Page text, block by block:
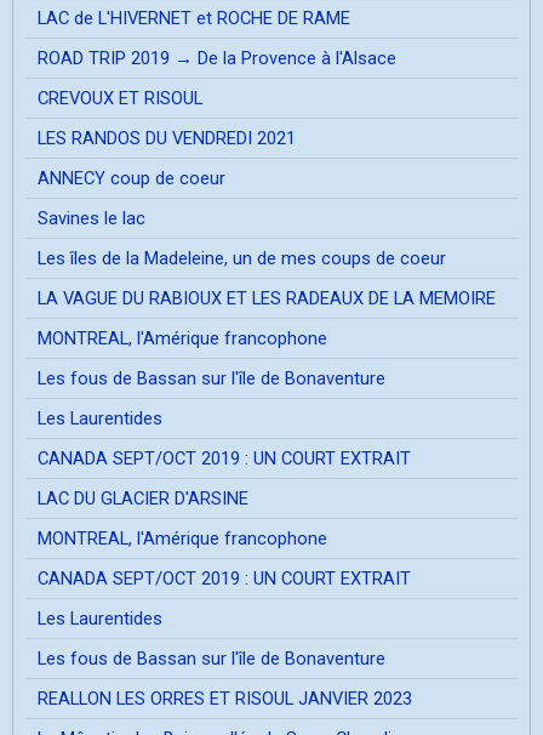
LAC de L'HIVERNET et ROCHE DE RAME
ROAD TRIP 2019 → De la Provence à l'Alsace
CREVOUX ET RISOUL
LES RANDOS DU VENDREDI 2021
ANNECY coup de coeur
Savines le lac
Les îles de la Madeleine, un de mes coups de coeur
LA VAGUE DU RABIOUX ET LES RADEAUX DE LA MEMOIRE
MONTREAL, l'Amérique francophone
Les fous de Bassan sur l'île de Bonaventure
Les Laurentides
CANADA SEPT/OCT 2019 : UN COURT EXTRAIT
LAC DU GLACIER D'ARSINE
MONTREAL, l'Amérique francophone
CANADA SEPT/OCT 2019 : UN COURT EXTRAIT
Les Laurentides
Les fous de Bassan sur l'île de Bonaventure
REALLON LES ORRES ET RISOUL JANVIER 2023